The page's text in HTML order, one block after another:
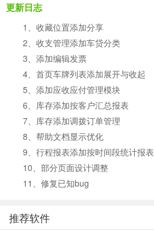
更新日志
1、收藏位置添加分享
2、收支管理添加车贷分类
3、添加编辑发票
4、首页车牌列表添加展开与收起
5、添加应收应付管理模块
6、库存添加按客户汇总报表
7、库存添加调拨订单管理
8、帮助文档显示优化
9、行程报表添加按时间段统计报表
10、部分页面设计调整
11、修复已知bug
推荐软件